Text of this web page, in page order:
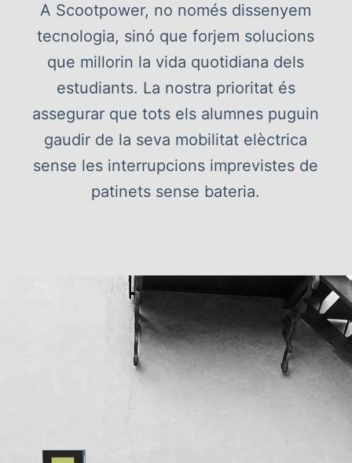
A Scootpower, no només dissenyem
tecnologia, sinó que forjem solucions
que millorin la vida quotidiana dels
estudiants. La nostra prioritat és
assegurar que tots els alumnes puguin
gaudir de la seva mobilitat elèctrica
sense les interrupcions imprevistes de
patinets sense bateria.